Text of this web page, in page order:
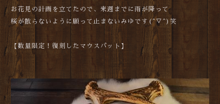
お花見の計画を立てたので、来週までに雨が降って
桜が散らないように願って止まないみゆです(^▽^)笑
【数量限定！復刻したマウスパット】